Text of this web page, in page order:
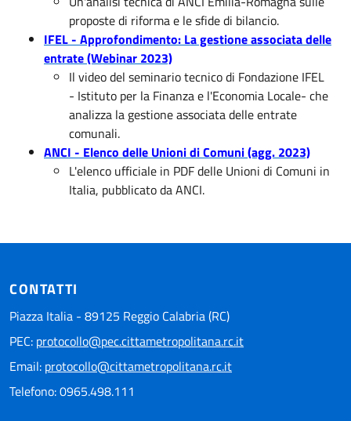
proposte di riforma e le sfide di bilancio.
IFEL - Approfondimento: La gestione associata delle
entrate (Webinar 2023)
Il video del seminario tecnico di Fondazione IFEL
- Istituto per la Finanza e l'Economia Locale- che
analizza la gestione associata delle entrate
comunali.
ANCI - Elenco delle Unioni di Comuni (agg. 2023)
L'elenco ufficiale in PDF delle Unioni di Comuni in
Italia, pubblicato da ANCI.
CONTATTI
Piazza Italia - 89125 Reggio Calabria (RC)
PEC: protocollo@pec.cittametropolitana.rc.it
Email: protocollo@cittametropolitana.rc.it
Telefono: 0965.498.111